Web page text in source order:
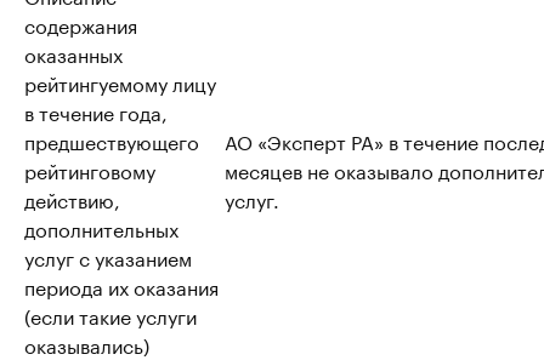
содержания
оказанных
рейтингуемому лицу
в течение года,
предшествующего
рейтинговому
действию,
дополнительных
услуг с указанием
периода их оказания
(если такие услуги
оказывались)
АО «Эксперт РА» в течение
месяцев не оказывало
услуг.